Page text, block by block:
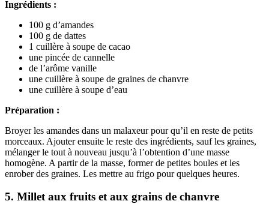
Ingrédients :
100 g d’amandes
100 g de dattes
1 cuillère à soupe de cacao
une pincée de cannelle
de l’arôme vanille
une cuillère à soupe de graines de chanvre
une cuillère à soupe d’eau
Préparation :
Broyer les amandes dans un malaxeur pour qu’il en reste de petits
morceaux. Ajouter ensuite le reste des ingrédients, sauf les graines,
mélanger le tout à nouveau jusqu’à l’obtention d’une masse
homogène. A partir de la masse, former de petites boules et les
enrober des graines. Les mettre au frigo pour quelques heures.
5. Millet aux fruits et aux grains de chanvre